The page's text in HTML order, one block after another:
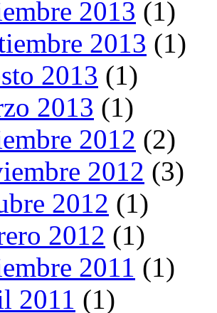
2013 (1)
2013 (1)
2013 (1)
2013 (1)
2012 (2)
2012 (3)
2012 (1)
2012 (1)
2011 (1)
2011 (1)